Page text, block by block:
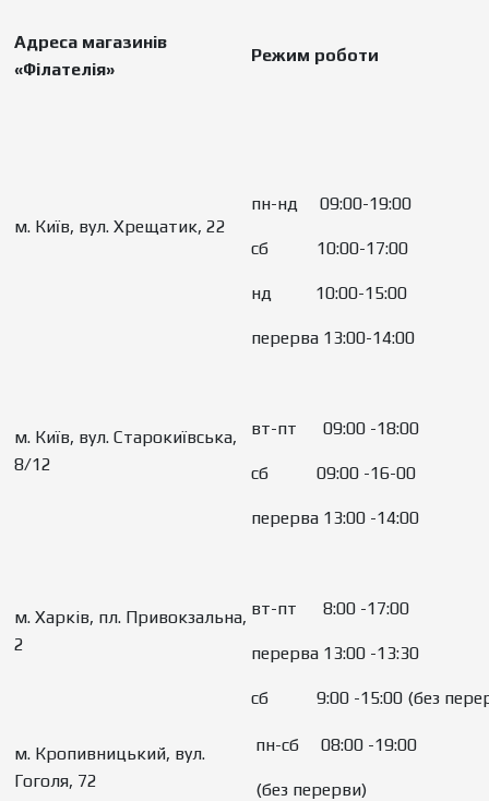
Адреса магазинів
«Філателія»
Режим роботи
м. Київ, вул. Хрещатик, 22
пн-нд 09:00-19:00
сб 10:00-17:00
нд 10:00-15:00
перерва 13:00-14:00
м. Київ, вул. Старокиївська,
8/12
вт-пт 09:00 -18:00
сб 09:00 -16-00
перерва 13:00 -14:00
м. Харків, пл. Привокзальна,
2
вт-пт 8:00 -17:00
перерва 13:00 -13:30
сб 9:00 -15:00 (без
м. Кропивницький, вул.
Гоголя, 72
пн-сб 08:00 -19:00
(без перерви)